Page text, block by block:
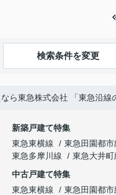
検索条件を変更
ら東急株式会社 「東急沿線
新築戸建て特集
東急東横線
東急田園都市
東急多摩川線
東急大井町
中古戸建て特集
東急東横線
東急田園都市